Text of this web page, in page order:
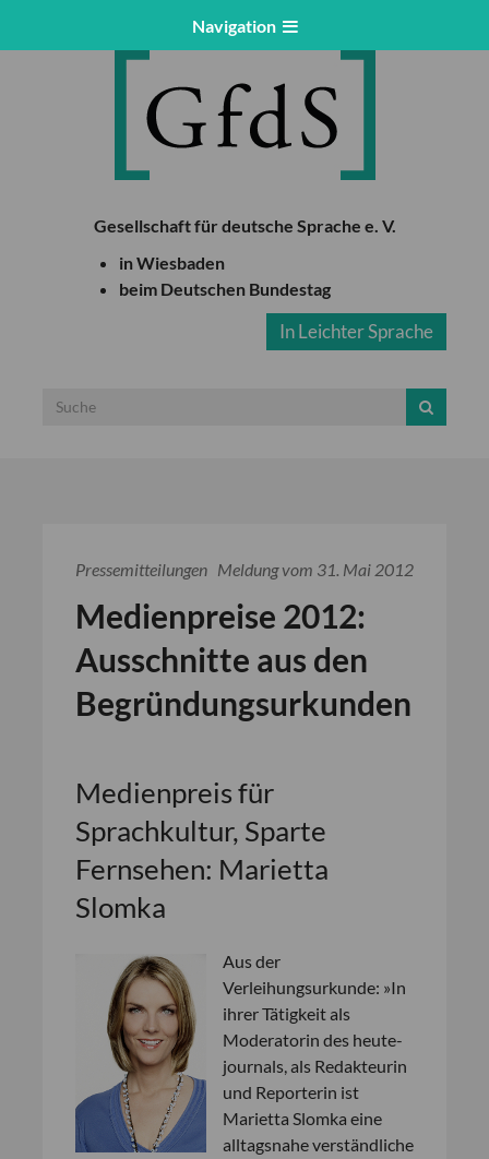
Navigation
Gesellschaft für deutsche Sprache e. V.
in Wiesbaden
beim Deutschen Bundestag
In Leichter Sprache
Pressemitteilungen Meldung vom 31. Mai 2012
Medienpreise 2012:
Ausschnitte aus den
Begründungsurkunden
Medienpreis für
Sprachkultur, Sparte
Fernsehen: Marietta
Slomka
Aus der
Verleihungsurkunde: »In
ihrer Tätigkeit als
Moderatorin des heute-
journals, als Redakteurin
und Reporterin ist
Marietta Slomka eine
alltagsnahe verständliche